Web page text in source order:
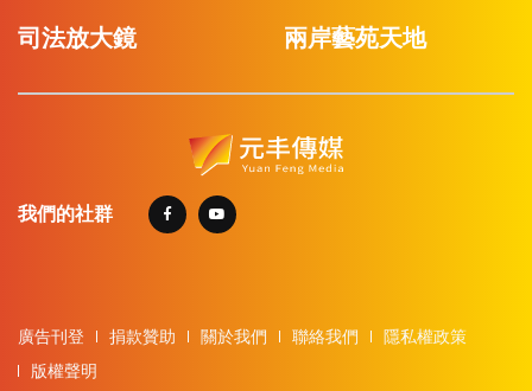
司法放大鏡 兩岸藝苑天地
我們的社群
廣告刊登 捐款贊助 關於我們 聯絡我們
隱私權政策
版權聲明